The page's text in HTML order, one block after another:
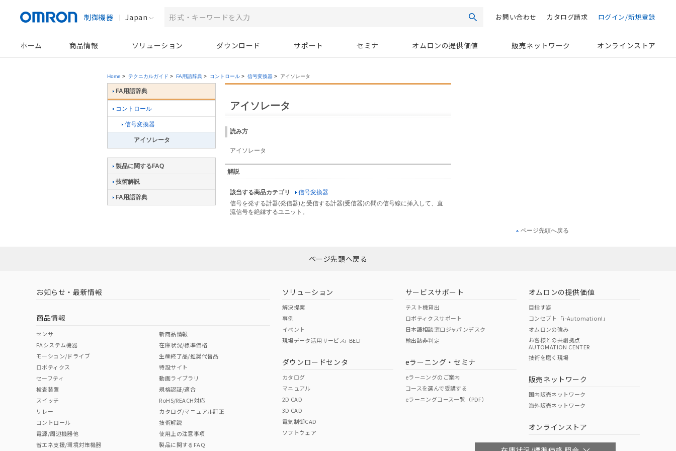
制御機器 Japan お問い合わせ カタログ請求 ログイン/新規登録
ホーム 商品情報 ソリューション ダウンロード サポート セミナ オムロンの提供価値 販売ネットワーク オンラインストア
Home > テクニカルガイド > FA用語辞典 > コントロール > 信号変換器 > アイソレータ
アイソレータ
読み方
アイソレータ
解説
該当する商品カテゴリ
信号変換器
信号を発する計器(発信器)と受信する計器(受信器)の間の信号線に挿入して、直
流信号を絶縁するユニット。
FA用語辞典
コントロール
信号変換器
アイソレータ
製品に関するFAQ
技術解説
FA用語辞典
ページ先頭へ戻る
ページ先頭へ戻る
お知らせ・最新情報
商品情報
センサ
FAシステム機器
モーション/ドライブ
ロボティクス
セーフティ
検査装置
スイッチ
リレー
コントロール
電源/周辺機器他
省エネ支援/環境対策機器
新商品情報
在庫状況/標準価格
生産終了品/推奨代替品
特設サイト
動画ライブラリ
規格認証/適合
RoHS/REACH対応
カタログ/マニュアル訂正
技術解説
使用上の注意事項
製品に関するFAQ
ソリューション
解決提案
事例
イベント
現場データ活用サービスi-BELT
ダウンロードセンタ
カタログ
マニュアル
2D CAD
3D CAD
電気制御CAD
ソフトウェア
サービスサポート
テスト機貸出
ロボティクスサポート
日本語相談窓口ジャパンデスク
輸出該非判定
eラーニング・セミナ
eラーニングのご案内
コースを選んで受講する
eラーニングコース一覧（PDF）
オムロンの提供価値
目指す姿
コンセプト「i-Automation!」
オムロンの強み
お客様との共創拠点
AUTOMATION CENTER
技術を磨く現場
販売ネットワーク
国内販売ネットワーク
海外販売ネットワーク
オンラインストア